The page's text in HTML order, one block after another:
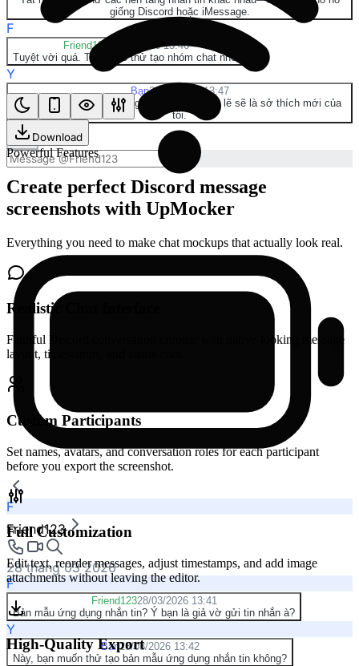
giống Discord hoặc iMessage.
F
Friend123
28/03/2026 13:46
Tuyệt vời quá. Tiếp theo thử tạo nhóm chat nhé.
Y
Bạn28/03/2026 13:47
Đồng ý! Tạo bản mẫu ứng dụng nhắn tin có lẽ sẽ là sở thích mới của
tôi.
F
Friend123
28 tháng 03 2026
F
Friend12328/03/2026 13:41
Bản mẫu ứng dụng nhắn tin? Ý bạn là giả vờ gửi tin nhắn à?
Y
Bạn28/03/2026 13:42
Này, bạn muốn thử tạo bản mẫu ứng dụng nhắn tin không?
Download
Powerful Features
Create perfect Discord message
screenshots with UpMocker
Everything you need to make chat mockups that actually look real.
Realistic Chat Interface
Faithful Discord conversation chrome with native-looking message
layout, timestamps, and status cues.
Custom Participants
Set names, avatars, and conversation roles for each participant
before you export the screenshot.
Full Customization
Edit text, reorder messages, adjust timestamps, and add image
attachments without leaving the editor.
High-Quality Export